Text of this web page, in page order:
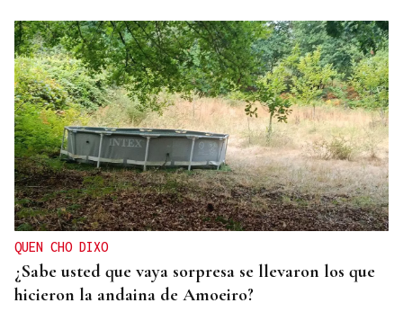
QUEN CHO DIXO
¿Sabe usted que vaya sorpresa se llevaron los que
hicieron la andaina de Amoeiro?